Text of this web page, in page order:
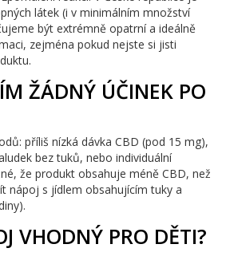
látek (i v minimálním množství
být extrémně opatrní a ideálně
zejména pokud nejste si jisti
ŽÁDNÝ ÚČINEK PO
příliš nízká dávka CBD (pod 15 mg),
bez tuků, nebo individuální
že produkt obsahuje méně CBD, než
nápoj s jídlem obsahujícím tuky a
VHODNÝ PRO DĚTI?